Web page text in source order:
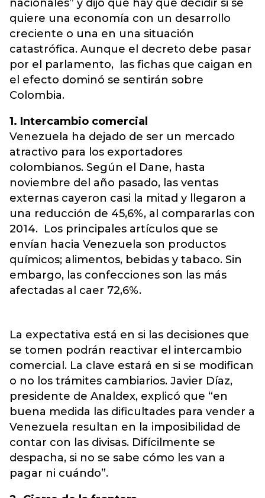
nacionales” y dijo que hay que decidir si se
quiere una economía con un desarrollo
creciente o una en una situación
catastrófica. Aunque el decreto debe pasar
por el parlamento, las fichas que caigan en
el efecto dominó se sentirán sobre
Colombia.
1. Intercambio comercial
Venezuela ha dejado de ser un mercado
atractivo para los exportadores
colombianos. Según el Dane, hasta
noviembre del año pasado, las ventas
externas cayeron casi la mitad y llegaron a
una reducción de 45,6%, al compararlas con
2014. Los principales artículos que se
envían hacia Venezuela son productos
químicos; alimentos, bebidas y tabaco. Sin
embargo, las confecciones son las más
afectadas al caer 72,6%.
La expectativa está en si las decisiones que
se tomen podrán reactivar el intercambio
comercial. La clave estará en si se modifican
o no los trámites cambiarios. Javier Díaz,
presidente de Analdex, explicó que “en
buena medida las dificultades para vender a
Venezuela resultan en la imposibilidad de
contar con las divisas. Difícilmente se
despacha, si no se sabe cómo les van a
pagar ni cuándo”.